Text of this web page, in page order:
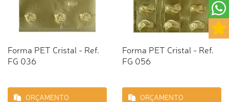
Forma PET Cristal - Ref.
FG 036
ORÇAMENTO
Forma PET Cristal - Ref.
FG 056
ORÇAMENTO